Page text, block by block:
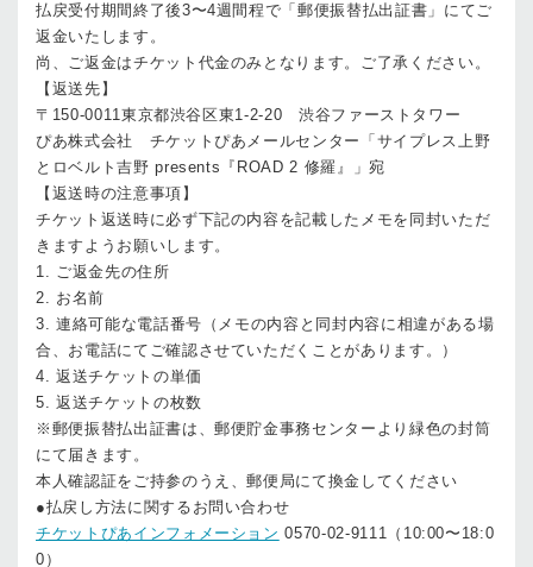
払戻受付期間終了後3〜4週間程で「郵便振替払出証書」にてご
返金いたします。
尚、ご返金はチケット代金のみとなります。ご了承ください。
【返送先】
〒150-0011東京都渋谷区東1-2-20 渋谷ファーストタワー
ぴあ株式会社 チケットぴあメールセンター「サイプレス上野
とロベルト吉野 presents『ROAD 2 修羅』」宛
【返送時の注意事項】
チケット返送時に必ず下記の内容を記載したメモを同封いただ
きますようお願いします。
1. ご返金先の住所
2. お名前
3. 連絡可能な電話番号（メモの内容と同封内容に相違がある場
合、お電話にてご確認させていただくことがあります。）
4. 返送チケットの単価
5. 返送チケットの枚数
※郵便振替払出証書は、郵便貯金事務センターより緑色の封筒
にて届きます。
本人確認証をご持参のうえ、郵便局にて換金してください
●払戻し方法に関するお問い合わせ
チケットぴあインフォメーション 0570-02-9111（10:00〜18:0
0）